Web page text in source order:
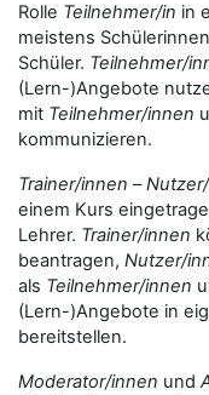
Rolle Teilnehmer/in in
meistens
Schüler. Teilnehmer/
(Lern-)Angebote
mit Teilnehmer/innen
kommunizieren.
Trainer/innen –
einem Kurs
Lehrer. Trainer/innen
beantragen, Nutzer/
als Teilnehmer/innen
(Lern-)Angebote in
bereitstellen.
Moderator/innen und